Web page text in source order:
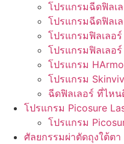
โปรแกรมฉีดฟิลเ
โปรแกรมฉีดฟิลเ
โปรแกรมฟิลเลอ
โปรแกรมฟิลเลอ
โปรแกรม
โปรแกรม
ฉีดฟิลเลอร์ ที่ไหน
โปรแกรม Picosure
โปรแกรม
ศัลยกรรมผ่าตัดถุงใต้ตา